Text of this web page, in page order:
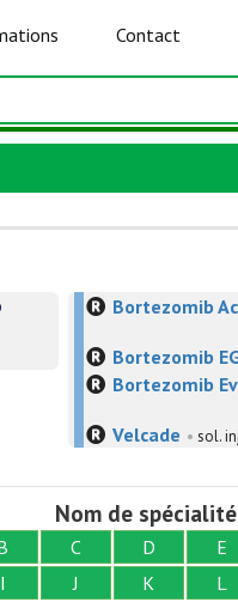
Contact
Bortezomib
Bortezomib
Bortezomib
Velcade •sol.
Nom de spécialité
C D E
I J K L